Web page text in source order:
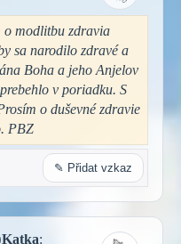
o modlitbu zdravia
sa narodilo zdravé a
Boha a jeho Anjelov
v poriadku. S
o duševné zdravie
PBZ
✎ Přidat vzkaz
Katka: